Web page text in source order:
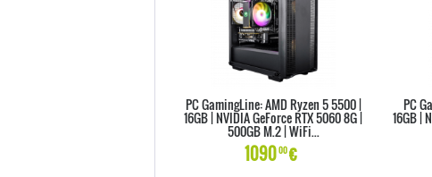
PC GamingLine: AMD Ryzen 5 5500 |
16GB | NVIDIA GeForce RTX 5060 8G |
500GB M.2 | WiFi...
109000€
PC
16GB |